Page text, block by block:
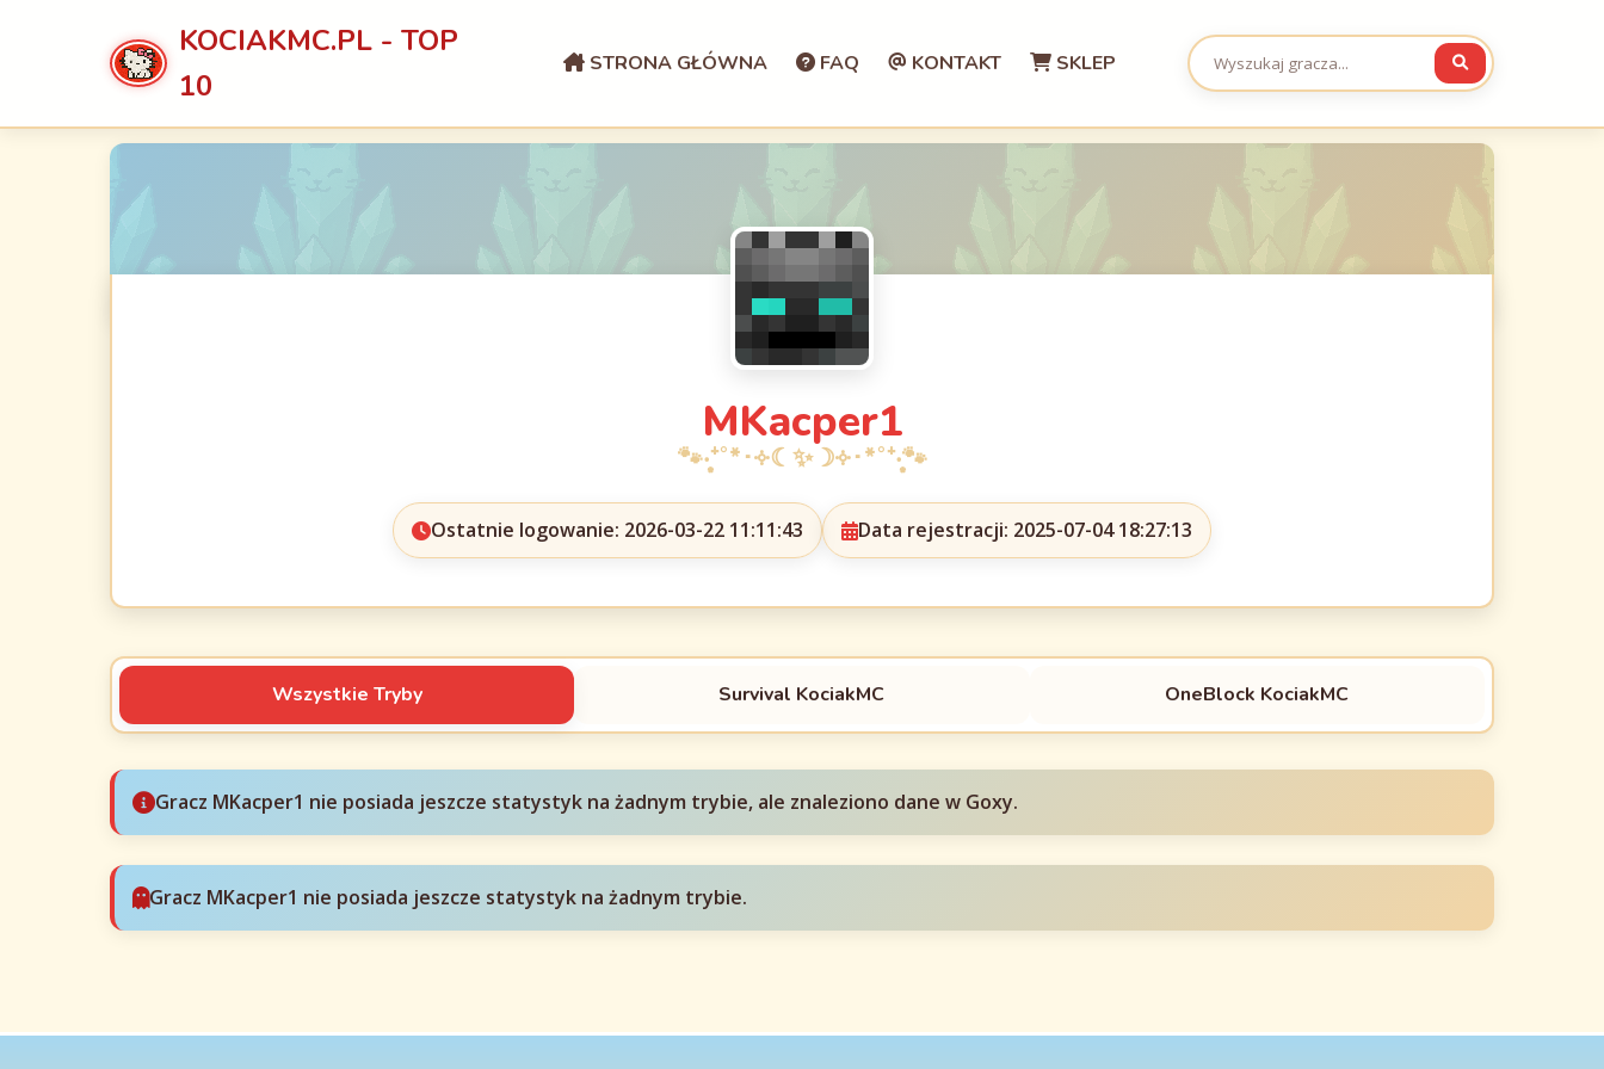
KOCIAKMC.PL - TOP
10
STRONA GŁÓWNA FAQ KONTAKT SKLEP
MKacper1
Ostatnie logowanie: 2026-03-22 11:11:43 Data rejestracji: 2025-07-04 18:27:13
Wszystkie Tryby Survival KociakMC OneBlock KociakMC
Gracz MKacper1 nie posiada jeszcze statystyk na żadnym trybie, ale znaleziono dane w Goxy.
Gracz MKacper1 nie posiada jeszcze statystyk na żadnym trybie.